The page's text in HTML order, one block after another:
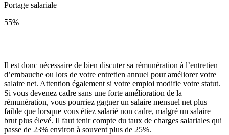
Portage salariale
55%
Il est donc nécessaire de bien discuter sa rémunération à l’entretien
d’embauche ou lors de votre entretien annuel pour améliorer votre
salaire net. Attention également si votre emploi modifie votre statut.
Si vous devenez cadre sans une forte amélioration de la
rémunération, vous pourriez gagner un salaire mensuel net plus
faible que lorsque vous étiez salarié non cadre, malgré un salaire
brut plus élevé. Il faut tenir compte du taux de charges salariales qui
passe de 23% environ à souvent plus de 25%.